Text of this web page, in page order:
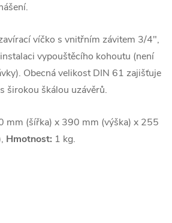
víčko s vnitřním závitem 3/4",
vypouštěcího kohoutu (není
Obecná velikost DIN 61 zajišťuje
širokou škálou uzávěrů.
mm (šířka) x 390 mm (výška) x 255
Hmotnost: 1 kg.